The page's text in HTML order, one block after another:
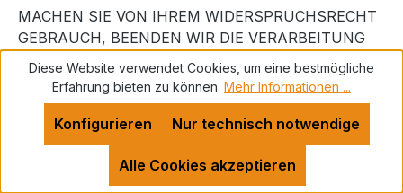
MACHEN SIE VON IHREM WIDERSPRUCHSRECHT
GEBRAUCH, BEENDEN WIR DIE VERARBEITUNG
DER BETROFFENEN DATEN. EINE
WEITERVERARBEITUNG BLEIBT ABER
VORBEHALTEN, WENN WIR ZWINGENDE
SCHUTZWÜRDIGE GRÜNDE FÜR DIE
VERARBEITUNG NACHWEISEN KÖNNEN, DIE IHRE
INTERESSEN, GRUNDRECHTE UND
GRUNDFREIHEITEN ÜBERWIEGEN, ODER WENN
Diese Website verwendet Cookies, um eine bestmögliche
Erfahrung bieten zu können. Mehr Informationen ...
Nur technisch notwendige
Konfigurieren
Alle Cookies akzeptieren